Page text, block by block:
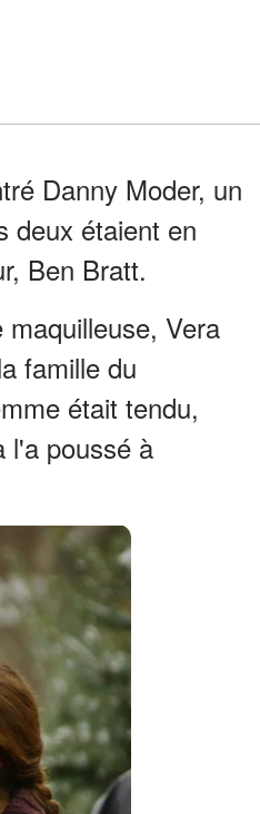
Danny Moder, un
deux étaient en
Ben Bratt.
Vera
famille du
était tendu,
l'a poussé à